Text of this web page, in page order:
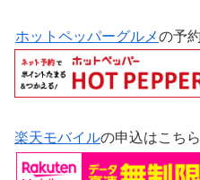
ホットペッパーグルメの予
楽天モバイルの申込はこち